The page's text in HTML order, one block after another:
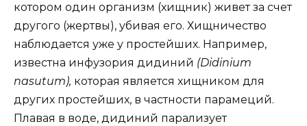
котором один организм (хищник) живет за счет
другого (жертвы), убивая его. Хищничество
наблюдается уже у простейших. Например,
известна инфузория дидиний (Didinium
nasutum), которая является хищником для
других простейших, в частности парамеций.
Плавая в воде, дидиний парализует